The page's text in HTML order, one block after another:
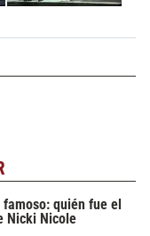
famoso: quién fue el
Nicki Nicole